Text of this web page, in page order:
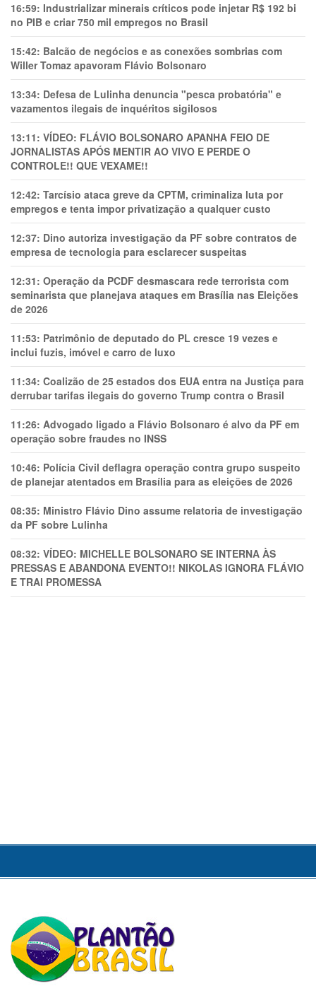
16:59: Industrializar minerais críticos pode injetar R$ 192 bi
no PIB e criar 750 mil empregos no Brasil
15:42: Balcão de negócios e as conexões sombrias com
Willer Tomaz apavoram Flávio Bolsonaro
13:34: Defesa de Lulinha denuncia "pesca probatória" e
vazamentos ilegais de inquéritos sigilosos
13:11: VÍDEO: FLÁVIO BOLSONARO APANHA FEIO DE
JORNALISTAS APÓS MENTIR AO VIVO E PERDE O
CONTROLE!! QUE VEXAME!!
12:42: Tarcísio ataca greve da CPTM, criminaliza luta por
empregos e tenta impor privatização a qualquer custo
12:37: Dino autoriza investigação da PF sobre contratos de
empresa de tecnologia para esclarecer suspeitas
12:31: Operação da PCDF desmascara rede terrorista com
seminarista que planejava ataques em Brasília nas Eleições
de 2026
11:53: Patrimônio de deputado do PL cresce 19 vezes e
inclui fuzis, imóvel e carro de luxo
11:34: Coalizão de 25 estados dos EUA entra na Justiça para
derrubar tarifas ilegais do governo Trump contra o Brasil
11:26: Advogado ligado a Flávio Bolsonaro é alvo da PF em
operação sobre fraudes no INSS
10:46: Polícia Civil deflagra operação contra grupo suspeito
de planejar atentados em Brasília para as eleições de 2026
08:35: Ministro Flávio Dino assume relatoria de investigação
da PF sobre Lulinha
08:32: VÍDEO: MICHELLE BOLSONARO SE INTERNA ÀS
PRESSAS E ABANDONA EVENTO!! NIKOLAS IGNORA FLÁVIO
E TRAl PROMESSA